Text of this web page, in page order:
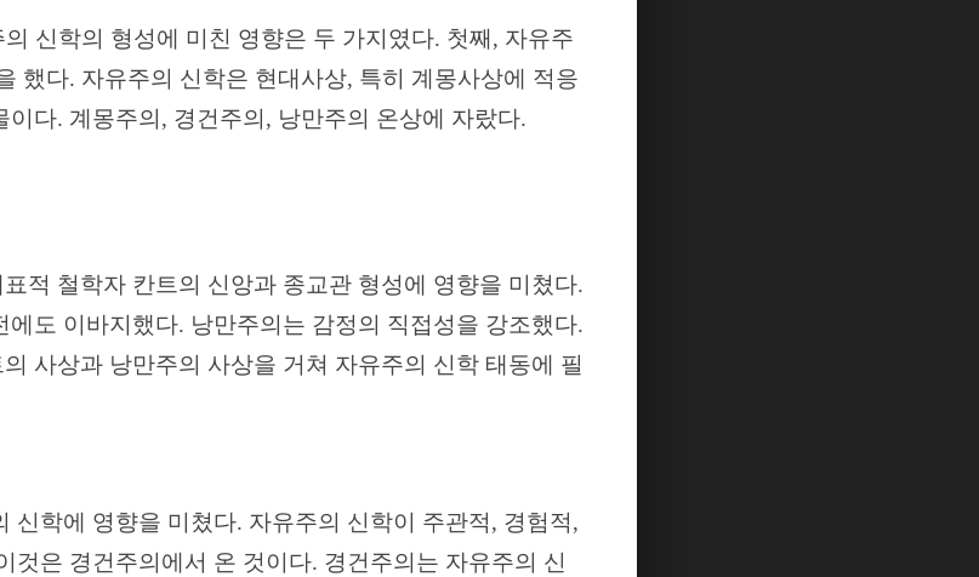
신학의 형성에 미친 영향은 두 가지였다. 첫째 , 자유주
했다. 자유주의 신학은 현대사상, 특히 계몽사상에 적응
이다. 계몽주의 , 경건주의 , 낭만주의 온상에 자랐다.
적 철학자 칸트의 신앙과 종교관 형성에 영향을 미쳤다.
에도 이바지했다. 낭만주의는 감정의 직접성을 강조했다.
사상과 낭만주의 사상을 거쳐 자유주의 신학 태동에 필
신학에 영향을 미쳤다. 자유주의 신학이 주관적, 경험적,
것은 경건주의에서 온 것이다. 경건주의는 자유주의 신